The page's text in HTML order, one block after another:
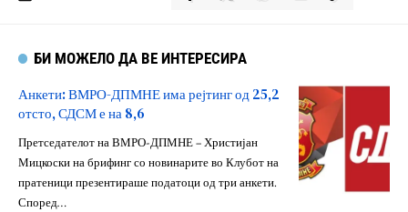
БИ МОЖЕЛО ДА ВЕ ИНТЕРЕСИРА
Анкети: ВМРО-ДПМНЕ има рејтинг од 25,2
отсто, СДСМ е на 8,6
Претседателот на ВМРО-ДПМНЕ – Христијан
Мицкоски на брифинг со новинарите во Клубот на
пратеници презентираше податоци од три анкети.
Според…